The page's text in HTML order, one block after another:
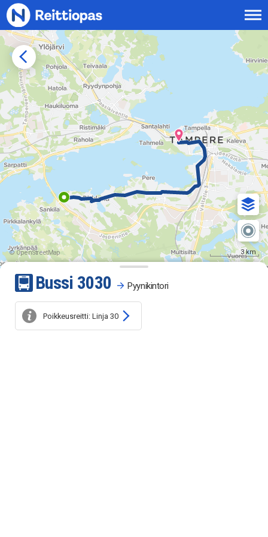
Siirry sisältöön
© OpenStreetMap 3 km
Bussi 3030 Pyynikintori
Poikkeusreitti: Linja 30